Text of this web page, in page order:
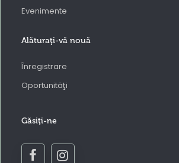
Evenimente
Alăturaţi-vă nouă
Înregistrare
Oportunităţi
Găsiţi-ne